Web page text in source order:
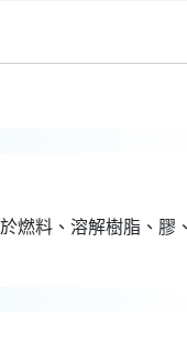
燃料、溶解樹脂、膠